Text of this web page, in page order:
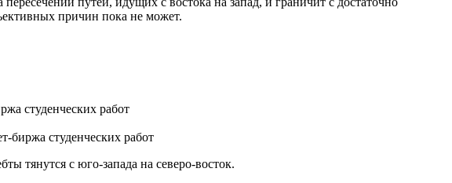
причин пока не может.
студенческих работ
тянутся с юго-запада на северо-восток.